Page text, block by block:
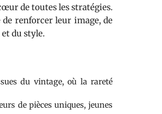
de toutes les stratégies.
renforcer leur image, de
du style.
du vintage, où la rareté
de pièces uniques, jeunes